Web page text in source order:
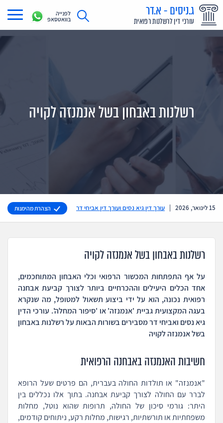
ג.ניסים - א.דר
עורכי דין לרשלנות רפואית
מדריך רשלנות רפואית
תביעת רשלנות רפואית
תביעות בתקשורת
לפנייה
בוואטסאפ
רשלנות באבחון בשל אנמנזה לקויה
15 לינואר, 2026 עורך דין גיא נסים ועורך דין אביחי דר הצהרת מהימנות
רשלנות באבחון בשל אנמנזה לקויה
על אף התפתחות המכשור הרפואי וכלי האבחון המתוחכמים,
אחד הכלים היעילים וההכרחיים ביותר לצורך קביעת אבחנה
רפואית נכונה, הוא על ידי ביצוע תשאול למטופל, מה שנקרא
בעגה המקצועית גביית 'אנמנזה' או 'סיפור המחלה'. עורכי הדין
גיא נסים ואביחי דר מסבירים בשורות הבאות על רשלנות באבחון
בשל אנמנזה לקויה
חשיבות האנמנזה באבחנה הרפואית
"אנמנזה" או תולדות החולה בעברית, הם פרטים שעל הרופא
לברר עם החולה לצורך קביעת אבחנה. בתוך אלו נכללים בין
היתר: גורמי סיכון של החולה, תרופות שהוא נוטל, מחלות
משפחתיות או תורשתיות, רגישות, מחלות רקע, ניתוחים קודמים,